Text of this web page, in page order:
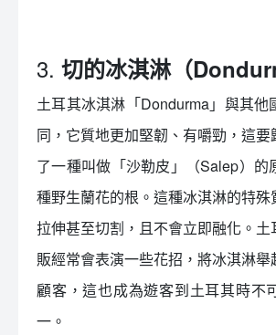
3. 切的冰淇淋（
土耳其冰淇淋「Dondurma」與其他
同，它質地更加堅韌、有嚼勁，這要
了一種叫做「沙勒皮」（Salep）的
種野生蘭花的根。這種冰淇淋的特
拉伸甚至切割，且不會立即融化。
販經常會表演一些花招，將冰淇淋
顧客，這也成為遊客到土耳其時不
一。